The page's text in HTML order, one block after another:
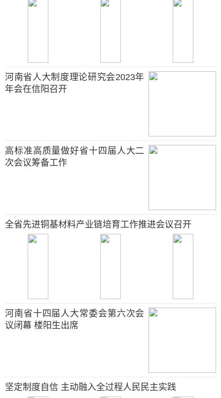
河南省人大制度理论研究会2023年
年会在信阳召开
高标准高质量做好省十四届人大二
次会议筹备工作
全省先进铜基材料产业链培育工作推进会议召开
河南省十四届人大常委会第六次会
议闭幕 楼阳生出席
坚定制度自信 主动融入全过程人民民主实践